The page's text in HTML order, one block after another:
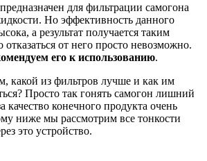
для фильтрации самогона
Но эффективность данного
а результат получается таким
от него просто невозможно.
его к использованию.
какой из фильтров лучше и как им
Просто так гонять самогон лишний
качество конечного продукта очень
ниже мы рассмотрим все тонкости
это устройство.